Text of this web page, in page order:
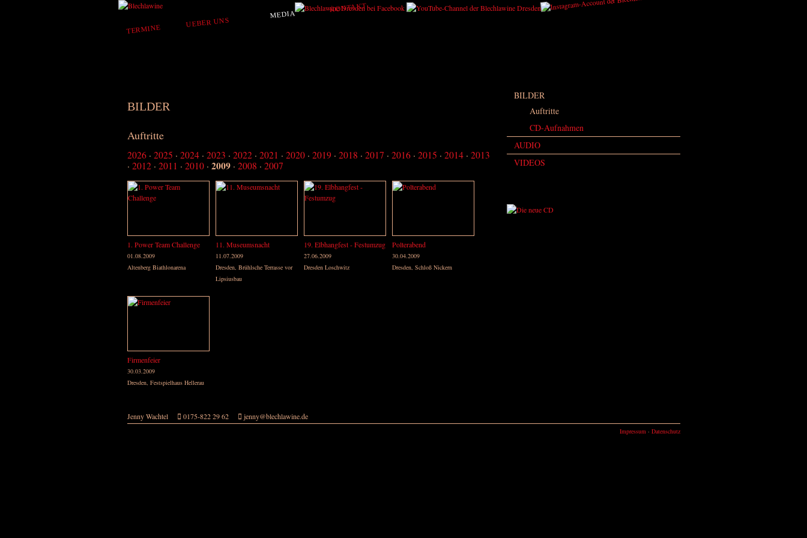
TERMINE
UEBER UNS
MEDIA
KONTAKT
BILDER
Auftritte
2026 2025 2024 2023 2022 2021 2020 2019 2018 2017 2016 2015 2014
2013
2012
2011 2010 2009 2008 2007
1. Power Team Challenge
01.08.2009
Altenberg Biathlonarena
11. Museumsnacht
11.07.2009
Dresden, Brühlsche Terrasse vor
Lipsiusbau
19. Elbhangfest - Festumzug
27.06.2009
Dresden Loschwitz
Polterabend
30.04.2009
Dresden, Schloß Nickern
Firmenfeier
30.03.2009
Dresden, Festspielhaus Hellerau
BILDER
Auftritte
CD-Aufnahmen
AUDIO
VIDEOS
Jenny Wachtel 0175-822 29 62 jenny@blechlawine.de
Impressum · Datenschutz